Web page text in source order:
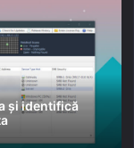
și identifică